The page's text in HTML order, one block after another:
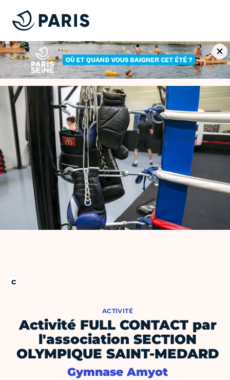
ACTIVITÉ
Activité FULL CONTACT par
l'association SECTION
OLYMPIQUE SAINT-MEDARD
Gymnase Amyot